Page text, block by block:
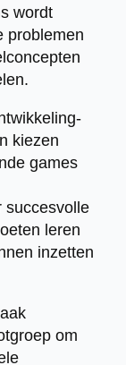
wordt
problemen
kiezen
games
succesvolle
leren
inzetten
om